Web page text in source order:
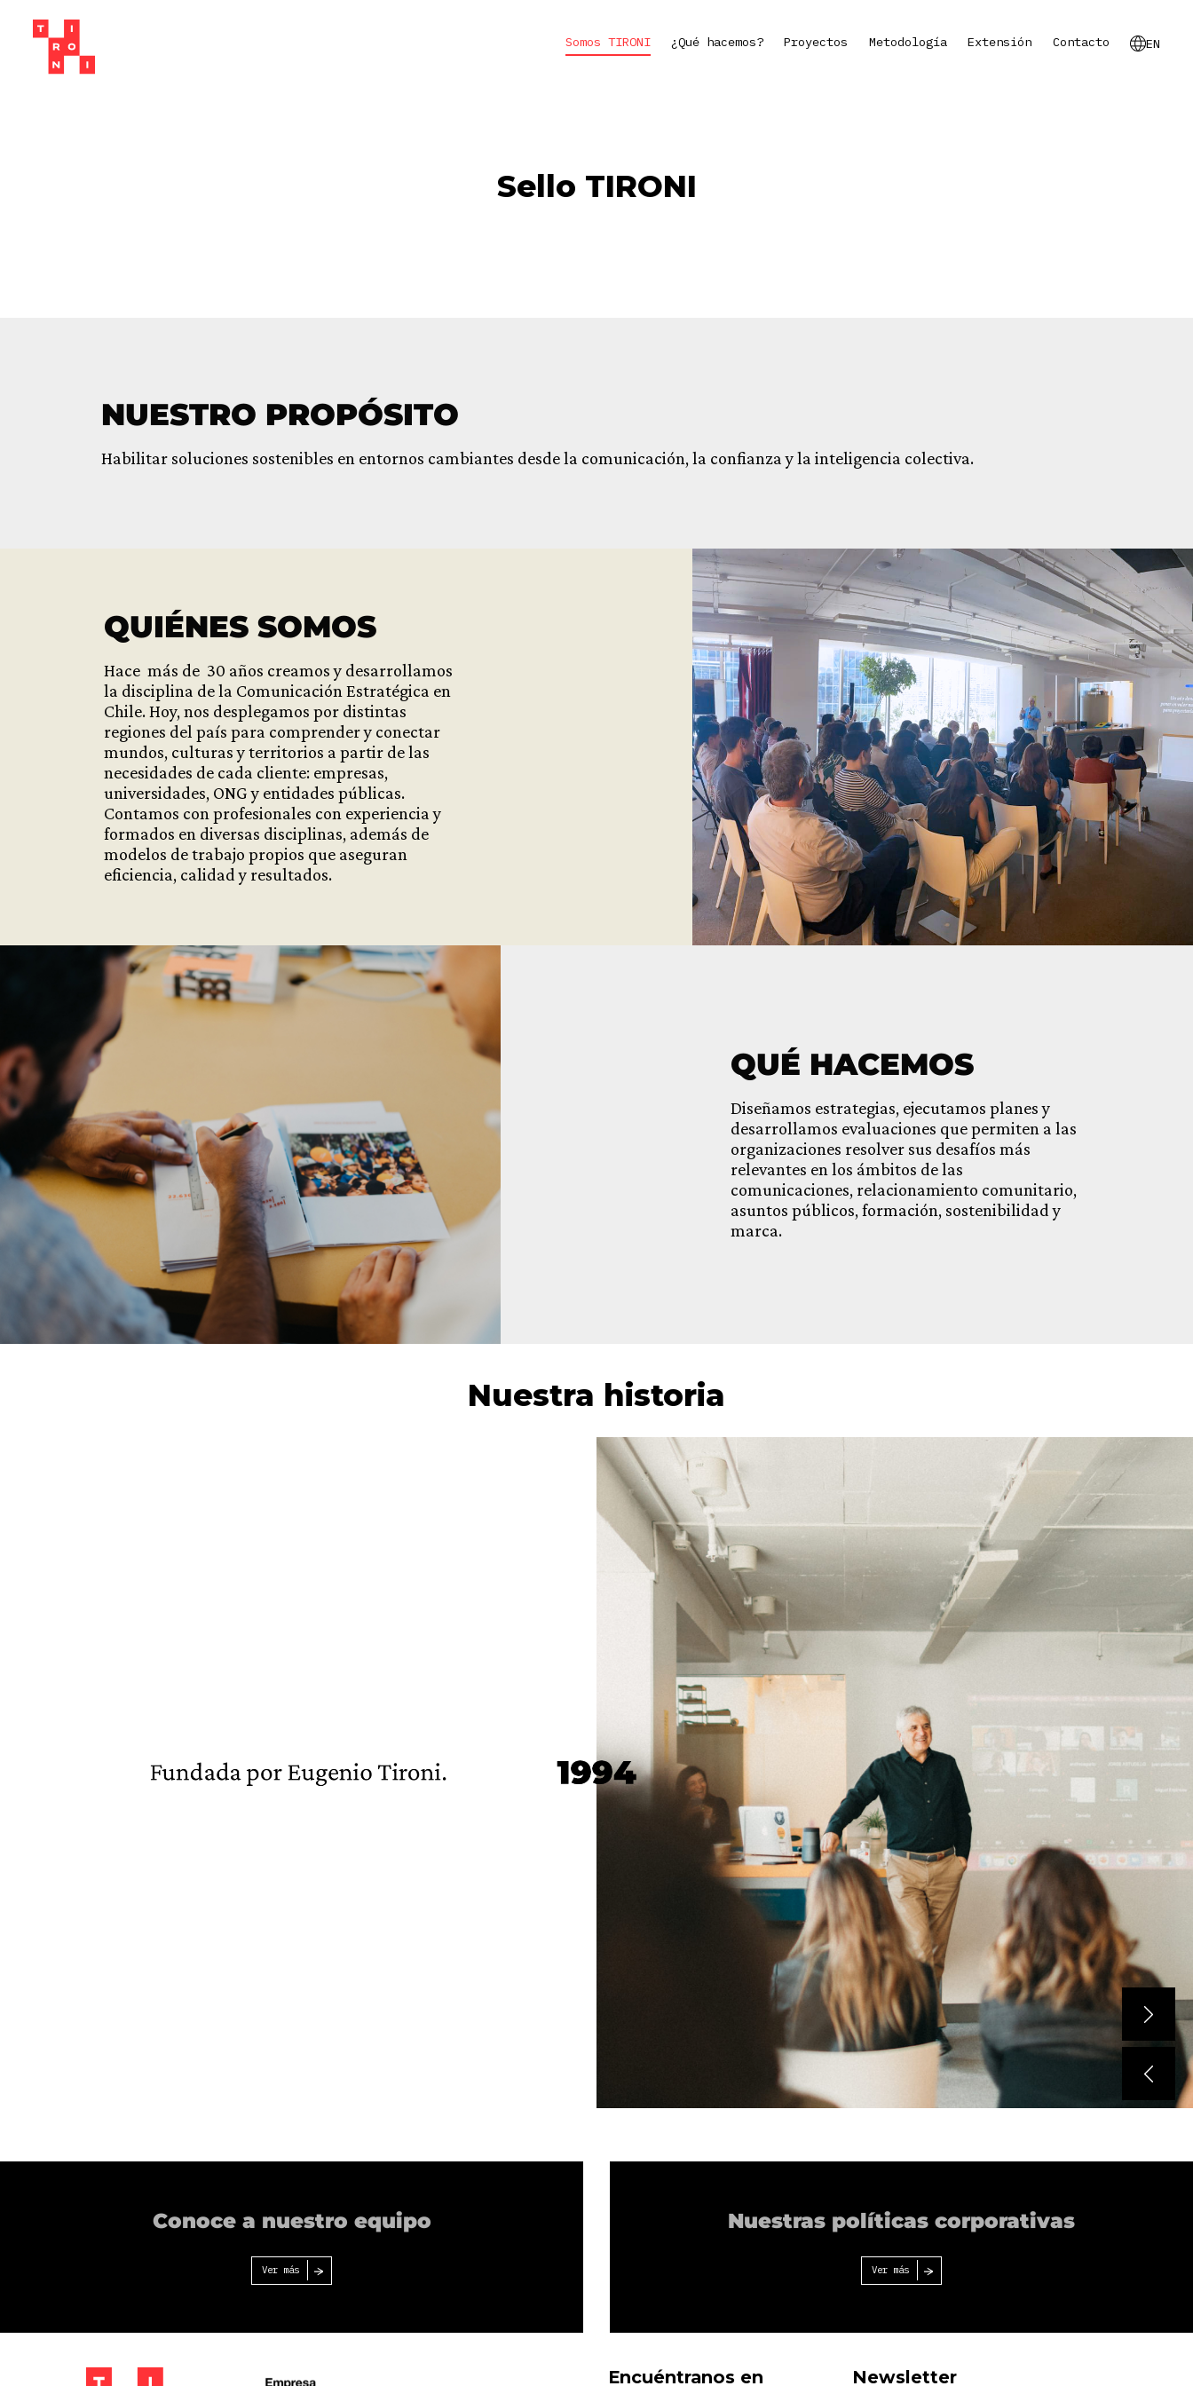
Somos TIRONI ¿Qué hacemos? Proyectos Metodología Extensión Contacto EN
Sello TIRONI
NUESTRO PROPÓSITO
Habilitar soluciones sostenibles en entornos cambiantes desde la comunicación, la confianza y la inteligencia colectiva.
QUIÉNES SOMOS
Hace ⁠ más de ⁠ 30 años creamos y desarrollamos
la disciplina de la Comunicación Estratégica en
Chile. Hoy, nos desplegamos por distintas
regiones del país para comprender y conectar
mundos, culturas y territorios a partir de las
necesidades de cada cliente: empresas,
universidades, ONG y entidades públicas.
Contamos con profesionales con experiencia y
formados en diversas disciplinas, además de
modelos de trabajo propios que aseguran
eficiencia, calidad y resultados.
QUÉ HACEMOS
Diseñamos estrategias, ejecutamos planes y
desarrollamos evaluaciones que permiten a las
organizaciones resolver sus desafíos más
relevantes en los ámbitos de las
comunicaciones, relacionamiento comunitario,
asuntos públicos, formación, sostenibilidad y
marca.
Nuestra historia
Conoce a nuestro equipo
Ver más
Nuestras políticas corporativas
Ver más
Encuéntranos en Newsletter